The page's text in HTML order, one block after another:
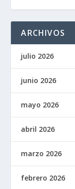
ARCHIVOS
julio 2026
junio 2026
mayo 2026
abril 2026
marzo 2026
febrero 2026